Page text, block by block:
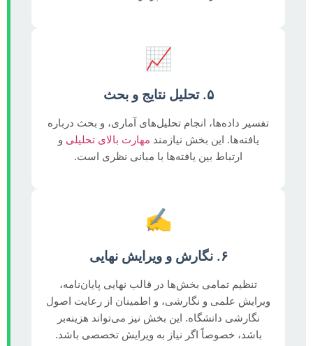
📈
۵. تحلیل نتایج و بحث
تفسیر داده‌ها، انجام تحلیل‌های آماری، و بحث درباره
یافته‌ها. این بخش نیازمند مهارت بالای تحلیلی و
ارتباط بین یافته‌ها با مبانی نظری است.
✍️
۶. نگارش و ویرایش نهایی
تنظیم تمامی بخش‌ها در قالب نهایی پایان‌نامه،
ویرایش علمی و نگارشی، و اطمینان از رعایت اصول
نگارشی دانشگاه. این بخش نیز می‌تواند هزینه‌بر
باشد، خصوصاً اگر نیاز به ویرایش تخصصی باشد.